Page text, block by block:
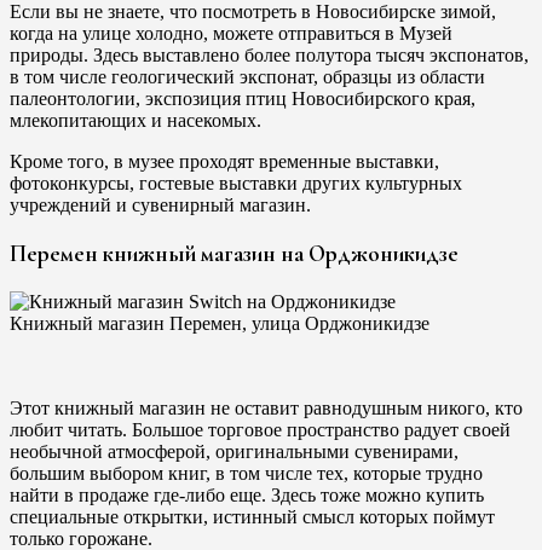
Если вы не знаете, что посмотреть в Новосибирске зимой,
когда на улице холодно, можете отправиться в Музей
природы. Здесь выставлено более полутора тысяч экспонатов,
в том числе геологический экспонат, образцы из области
палеонтологии, экспозиция птиц Новосибирского края,
млекопитающих и насекомых.
Кроме того, в музее проходят временные выставки,
фотоконкурсы, гостевые выставки других культурных
учреждений и сувенирный магазин.
Перемен книжный магазин на Орджоникидзе
Книжный магазин Перемен, улица Орджоникидзе
Этот книжный магазин не оставит равнодушным никого, кто
любит читать. Большое торговое пространство радует своей
необычной атмосферой, оригинальными сувенирами,
большим выбором книг, в том числе тех, которые трудно
найти в продаже где-либо еще. Здесь тоже можно купить
специальные открытки, истинный смысл которых поймут
только горожане.